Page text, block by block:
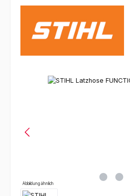
Bildergalerie überspringen
Abbildung ähnlich